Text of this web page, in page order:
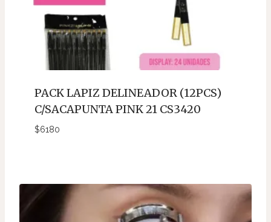
PACK LAPIZ DELINEADOR (12PCS)
C/SACAPUNTA PINK 21 CS3420
$6180